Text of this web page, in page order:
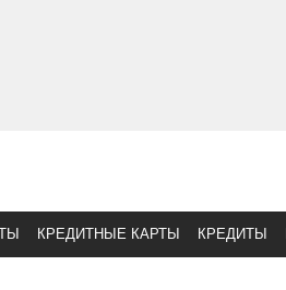
КРЕДИТНЫЕ КАРТЫ КРЕДИТЫ